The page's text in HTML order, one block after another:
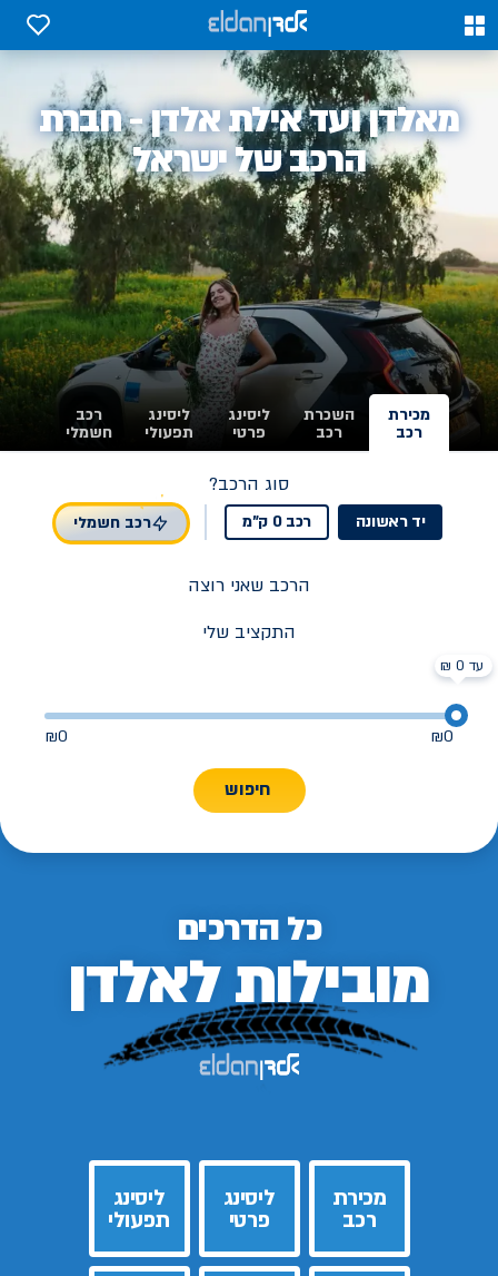
0
0
אלדן
מאלדן ועד אילת אלדן - חברת
הרכב של ישראל
מכירת
רכב
השכרת
רכב
ליסינג
פרטי
ליסינג
תפעולי
רכב
חשמלי
סוג הרכב?
יד ראשונה רכב 0 ק"מ רכב חשמלי
הרכב שאני רוצה
התקציב שלי
₪0
₪0
חיפוש
כל הדרכים
מובילות לאלדן
מכירת
רכב
ליסינג
פרטי
ליסינג
תפעולי
עד 0 ₪